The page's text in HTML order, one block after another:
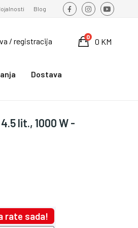
Blog
/ registracija 0 KM
0
Dostava
lit., 1000 W -
rate sada!